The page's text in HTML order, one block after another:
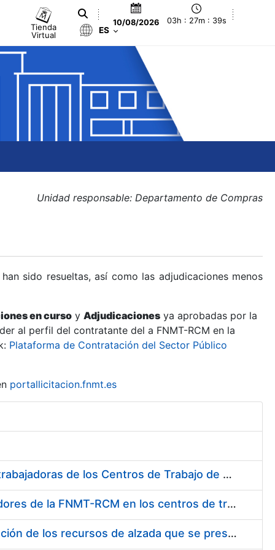
Tienda
Virtual
10/08/2026 03h : 27m : 40s
ES
Unidad responsable: Departamento de Compras
sido resueltas, así como las adjudicaciones menos
en curso y Adjudicaciones ya aprobadas por la
al perfil del contratante del a FNMT-RCM en la
Plataforma de Contratación del Sector Público
portallicitacion.fnmt.es
Suministro de Protectores Auditivos a medida para las personas trabajadoras de los Centros de Trabajo de Madrid y Burgos
Suministro de gafas graduadas antiproyecciones para los trabajadores de la FNMT-RCM en los centros de trabajo de Madrid y Burgos
Servicios de una empresa externa para el asesoramiento y resolución de los recursos de alzada que se presentan relacionados con procesos de selección para la FNMT-RCM